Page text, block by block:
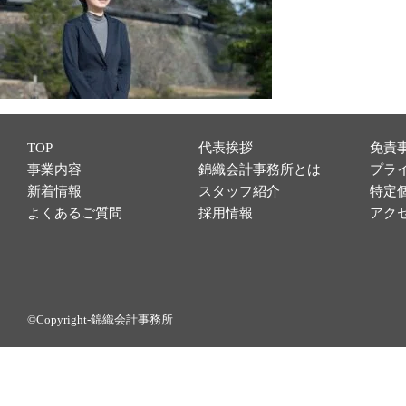
TOP
事業内容
新着情報
よくあるご質問
代表挨拶
錦織会計事務所とは
スタッフ紹介
採用情報
免責
プラ
特定
アク
©Copyright-錦織会計事務所